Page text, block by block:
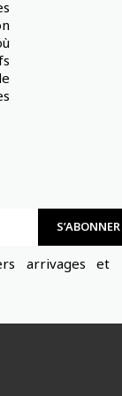
arrivages et